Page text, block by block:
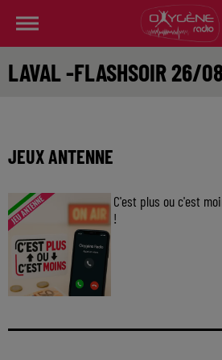
LAVAL -FLASHSOIR 26/
JEUX ANTENNE
C'est plus ou c'est
!